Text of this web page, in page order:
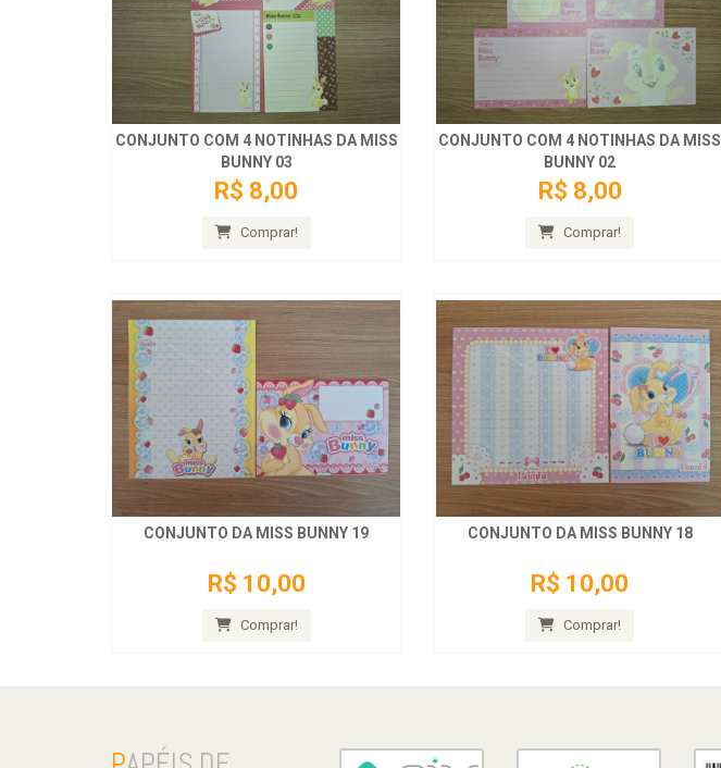
CONJUNTO COM 4 NOTINHAS DA MISS
BUNNY 03
R$ 8,00
Comprar!
CONJUNTO COM 4 NOTINHAS DA MISS
BUNNY 02
R$ 8,00
Comprar!
CONJUNTO DA MISS BUNNY 19
R$ 10,00
Comprar!
CONJUNTO DA MISS BUNNY 18
R$ 10,00
Comprar!